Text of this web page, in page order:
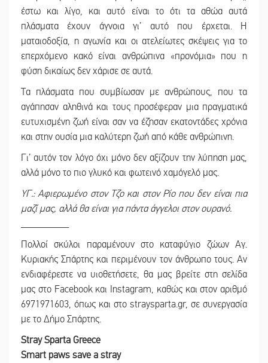
έστω και λίγο, και αυτό είναι το ότι τα αθώα αυτά
πλάσματα έχουν άγνοια γι’ αυτό που έρχεται. Η
ματαιοδοξία, η αγωνία και οι ατελείωτες σκέψεις για το
επερχόμενο κακό είναι ανθρώπινα «προνόμια» που η
φύση δικαίως δεν χάρισε σε αυτά.
Τα πλάσματα που συμβίωσαν με ανθρώπους, που τα
αγάπησαν αληθινά και τους προσέφεραν μια πραγματικά
ευτυχισμένη ζωή είναι σαν να έζησαν εκατοντάδες χρόνια
και στην ουσία μια καλύτερη ζωή από κάθε ανθρώπινη.
Γι’ αυτόν τον λόγο όχι μόνο δεν αξίζουν την λύπηση μας,
αλλά μόνο το πιο γλυκό και φωτεινό χαμόγελό μας.
ΥΓ.: Αφιερωμένο στον Τζο και στον Ρίο που δεν είναι πια
μαζί μας, αλλά θα είναι για πάντα άγγελοι στον ουρανό.
Πολλοί σκύλοι παραμένουν στο καταφύγιο ζώων Αγ.
Κυριακής Σπάρτης και περιμένουν τον άνθρωπο τους. Αν
ενδιαφέρεστε να υιοθετήσετε, θα μας βρείτε στη σελίδα
μας στο Facebook και Instagram, καθώς και στον αριθμό
6971971603, όπως και στο straysparta.gr, σε συνεργασία
με το Δήμο Σπάρτης.
Stray Sparta Greece
Smart paws save a stray